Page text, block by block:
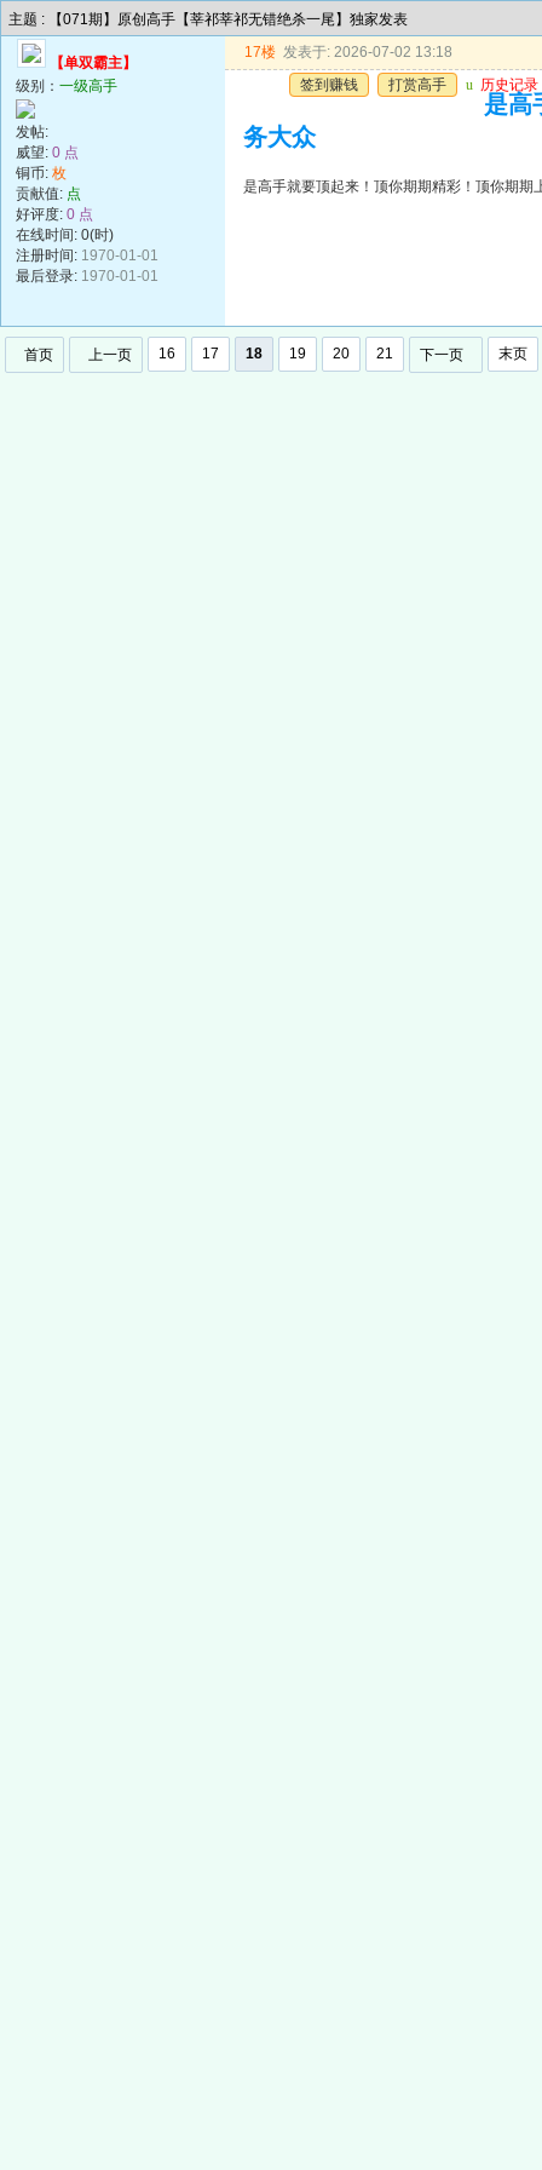
主题 : 【071期】原创高手【莘祁莘祁无错绝杀一尾】独家发表
【单双霸主】
级别： 一级高手
发帖:
威望: 0 点
铜币: 枚
贡献值: 点
好评度: 0 点
在线时间: 0(时)
注册时间: 1970-01-01
最后登录: 1970-01-01
17楼 发表于: 2026-07-02 13:18
签到赚钱
打赏高手 u 历史记录
是高
务大众
是高手就要顶起来！顶你期期精彩！顶你期期
首页 上一页 16 17 18 19 20 21 下一页 末页